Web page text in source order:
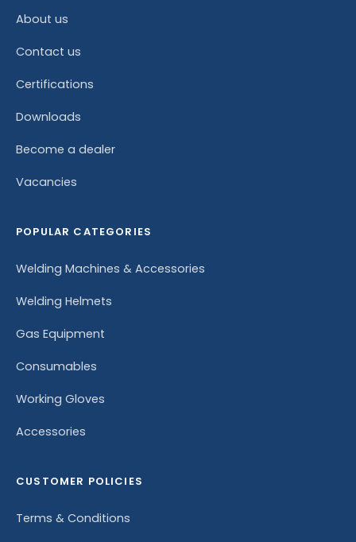
About us
Contact us
Certifications
Downloads
Become a dealer
Vacancies
POPULAR CATEGORIES
Welding Machines & Accessories
Welding Helmets
Gas Equipment
Consumables
Working Gloves
Accessories
CUSTOMER POLICIES
Terms & Conditions